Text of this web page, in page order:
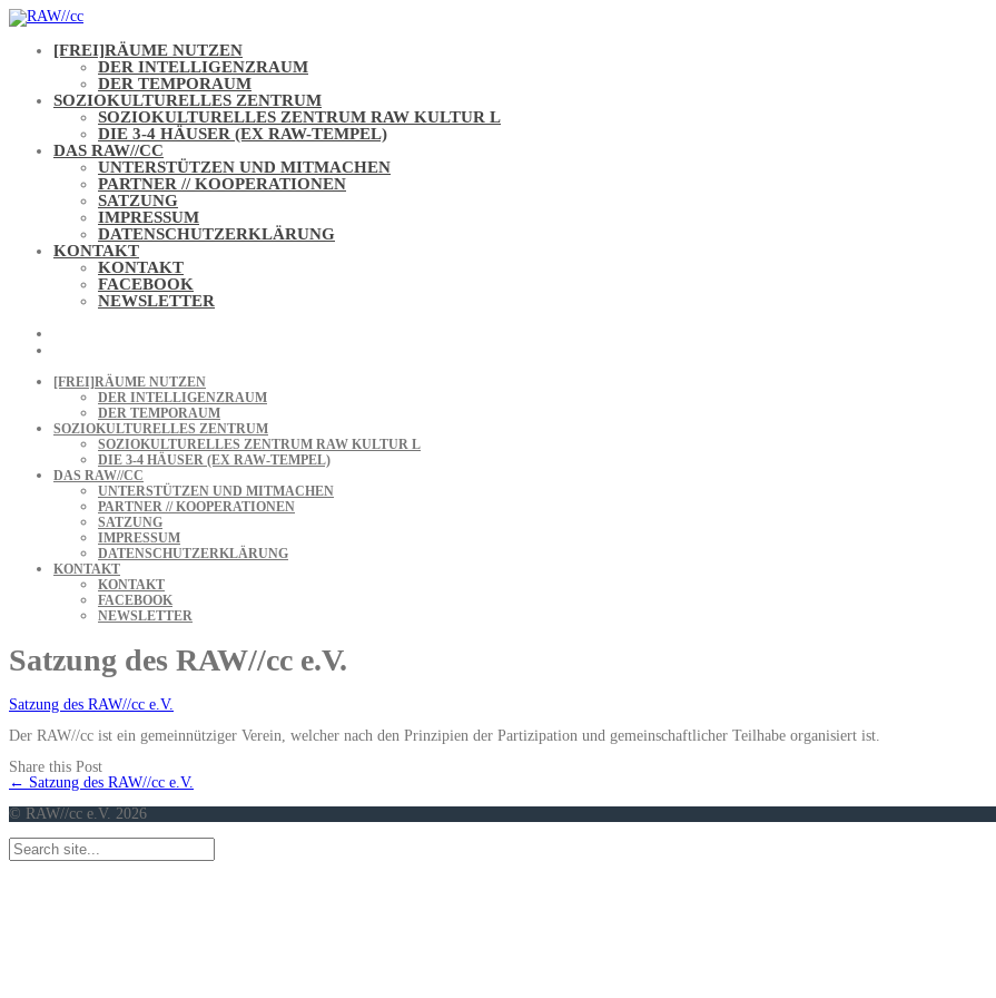
Skip
to
content [FREI]RÄUME NUTZEN
DER INTELLIGENZRAUM
DER TEMPORAUM
SOZIOKULTURELLES ZENTRUM
SOZIOKULTURELLES ZENTRUM RAW KULTUR L
DIE 3-4 HÄUSER (EX RAW-TEMPEL)
DAS RAW//CC
UNTERSTÜTZEN UND MITMACHEN
PARTNER // KOOPERATIONEN
SATZUNG
IMPRESSUM
DATENSCHUTZERKLÄRUNG
KONTAKT
KONTAKT
FACEBOOK
NEWSLETTER
[FREI]RÄUME NUTZEN
DER INTELLIGENZRAUM
DER TEMPORAUM
SOZIOKULTURELLES ZENTRUM
SOZIOKULTURELLES ZENTRUM RAW KULTUR L
DIE 3-4 HÄUSER (EX RAW-TEMPEL)
DAS RAW//CC
UNTERSTÜTZEN UND MITMACHEN
PARTNER // KOOPERATIONEN
SATZUNG
IMPRESSUM
DATENSCHUTZERKLÄRUNG
KONTAKT
KONTAKT
FACEBOOK
NEWSLETTER
Satzung des RAW//cc e.V.
Satzung des RAW//cc e.V.
Der RAW//cc ist ein gemeinnütziger Verein, welcher nach den Prinzipien der Partizipation und gemeinschaftlicher Teilhabe organisiert ist.
Share this Post
Navigation
← Satzung des RAW//cc e.V.
© RAW//cc e.V. 2026